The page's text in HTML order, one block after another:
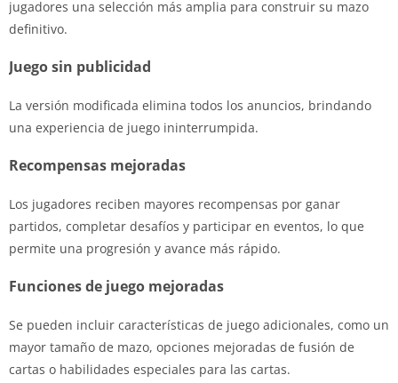
jugadores una selección más amplia para construir su mazo
definitivo.
Juego sin publicidad
La versión modificada elimina todos los anuncios, brindando
una experiencia de juego ininterrumpida.
Recompensas mejoradas
Los jugadores reciben mayores recompensas por ganar
partidos, completar desafíos y participar en eventos, lo que
permite una progresión y avance más rápido.
Funciones de juego mejoradas
Se pueden incluir características de juego adicionales, como un
mayor tamaño de mazo, opciones mejoradas de fusión de
cartas o habilidades especiales para las cartas.